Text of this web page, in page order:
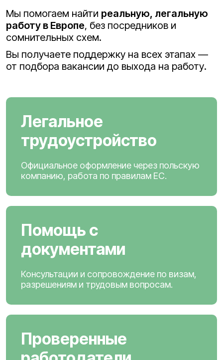
Мы помогаем найти реальную, легальную
работу в Европе, без посредников и
сомнительных схем.
Вы получаете поддержку на всех этапах —
от подбора вакансии до выхода на работу.
Легальное
трудоустройство
Официальное оформление через польскую
компанию, работа по правилам ЕС.
Помощь с
документами
Консультации и сопровождение по визам,
разрешениям и трудовым вопросам.
Проверенные